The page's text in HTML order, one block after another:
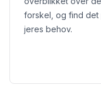
forskel, og find det
jeres behov.